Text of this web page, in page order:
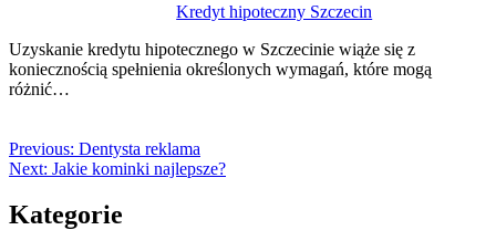
Kredyt hipoteczny Szczecin
Uzyskanie kredytu hipotecznego w Szczecinie wiąże się z
koniecznością spełnienia określonych wymagań, które mogą
różnić…
Previous: Dentysta reklama
Next: Jakie kominki najlepsze?
Kategorie